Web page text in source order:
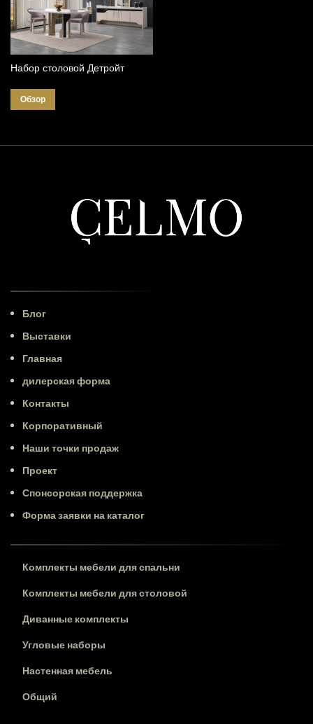
Набор столовой Детройт
Обзор
Блог
Выставки
Главная
дилерская форма
Контакты
Корпоративный
Наши точки продаж
Проект
Спонсорская поддержка
Форма заявки на каталог
Комплекты мебели для спальни
Комплекты мебели для столовой
Диванные комплекты
Угловые наборы
Настенная мебель
Общий